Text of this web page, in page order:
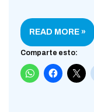
READ MORE »
Comparte esto: